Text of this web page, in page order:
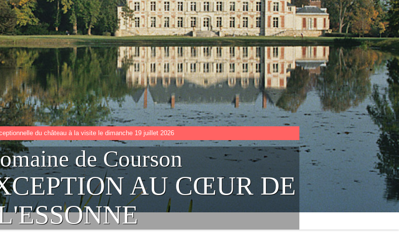
du château à la visite le dimanche 19 juillet 2026
de Courson
AU CŒUR DE